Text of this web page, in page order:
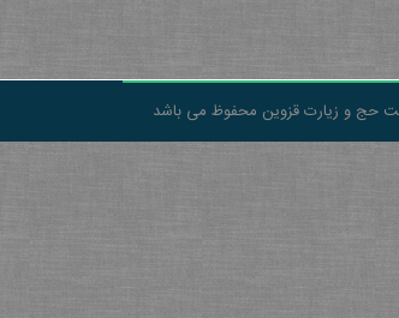
حج و زیارت قزوین محفوظ می باشد